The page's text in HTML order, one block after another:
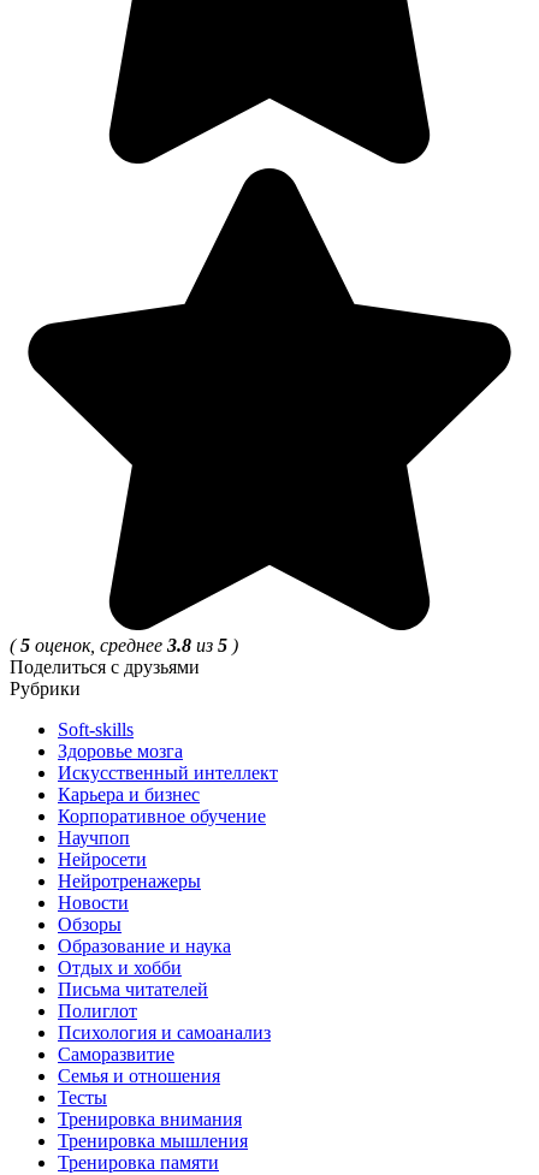
(5 оценок, среднее 3.8 из 5 )
Поделиться с друзьями
Рубрики
Soft-skills
Здоровье мозга
Искусственный интеллект
Карьера и бизнес
Корпоративное обучение
Научпоп
Нейросети
Нейротренажеры
Новости
Обзоры
Образование и наука
Отдых и хобби
Письма читателей
Полиглот
Психология и самоанализ
Саморазвитие
Семья и отношения
Тесты
Тренировка внимания
Тренировка мышления
Тренировка памяти